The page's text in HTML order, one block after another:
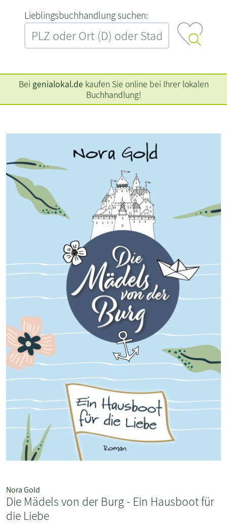
L‍i‍e‍b‍l‍i‍n‍g‍s‍b‍u‍c‍h‍h‍a‍n‍d‍l‍u‍n‍g‍ ‍s‍u‍c‍h‍e‍n‍:‍
Bei genialokal.de kaufen Sie online bei Ihrer lokalen
Buchhandlung!
Nora Gold
Die Mädels von der Burg - Ein Hausboot für
die Liebe